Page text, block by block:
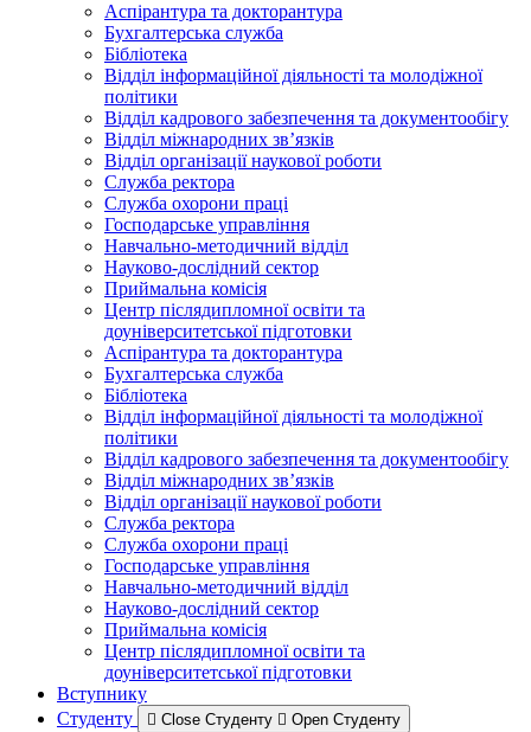
Аспірантура та докторантура
Бухгалтерська служба
Бібліотека
Відділ інформаційної діяльності та молодіжної
політики
Відділ кадрового забезпечення та документообігу
Відділ міжнародних зв’язків
Відділ організації наукової роботи
Служба ректора
Служба охорони праці
Господарське управління
Навчально-методичний відділ
Науково-дослідний сектор
Приймальна комісія
Центр післядипломної освіти та
доуніверситетської підготовки
Аспірантура та докторантура
Бухгалтерська служба
Бібліотека
Відділ інформаційної діяльності та молодіжної
політики
Відділ кадрового забезпечення та документообігу
Відділ міжнародних зв’язків
Відділ організації наукової роботи
Служба ректора
Служба охорони праці
Господарське управління
Навчально-методичний відділ
Науково-дослідний сектор
Приймальна комісія
Центр післядипломної освіти та
доуніверситетської підготовки
Вступнику
Студенту
Close Студенту Open Студенту